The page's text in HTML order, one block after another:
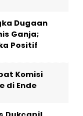
Dugaan
Ganja;
Positif
Komisi
di Ende